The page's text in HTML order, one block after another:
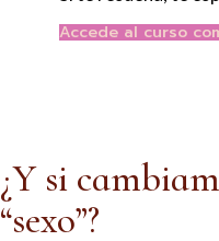
Accede al curso
¿Y si
“sexo”?